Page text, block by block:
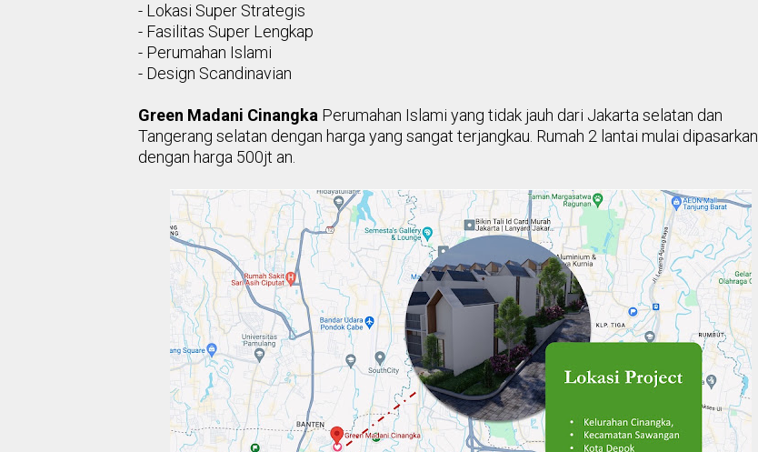
- Lokasi Super Strategis
- Fasilitas Super Lengkap
- Perumahan Islami
- Design Scandinavian
Green Madani Cinangka Perumahan Is lami yang tidak jauh dari Jakarta selatan dan
Tangerang selatan dengan harga yang sangat terjangkau. Rumah 2 lantai mulai dipasarkan
dengan harga 500jt an.